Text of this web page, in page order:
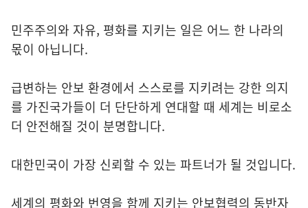
민주주의와 자유, 평화를 지키는 일은 어느 한 나라의
몫이 아닙니다.
급변하는 안보 환경에서 스스로를 지키려는 강한 의지
를 가진국가들이 더 단단하게 연대할 때 세계는 비로소
더 안전해질 것이 분명합니다.
대한민국이 가장 신뢰할 수 있는 파트너가 될 것입니다.
세계의 평화와 번영을 함께 지키는 안보협력의 동반자